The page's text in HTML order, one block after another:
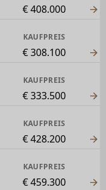
€ 408.000
KAUFPREIS
€ 308.100
KAUFPREIS
€ 333.500
KAUFPREIS
€ 428.200
KAUFPREIS
€ 459.300